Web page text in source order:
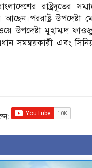
রাষ্ট্রদূতের
উপদেষ্টা
উপদেষ্টা মুহাম্মদ
সমন্বয়কারী এবং